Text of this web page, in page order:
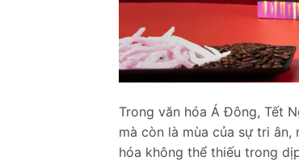
Trong văn hóa Á Đông, Tết
mà còn là mùa của sự tri
hóa không thể thiếu trong